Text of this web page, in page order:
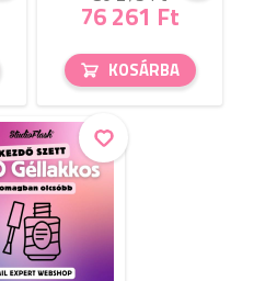
76 261 Ft
KOSÁRBA